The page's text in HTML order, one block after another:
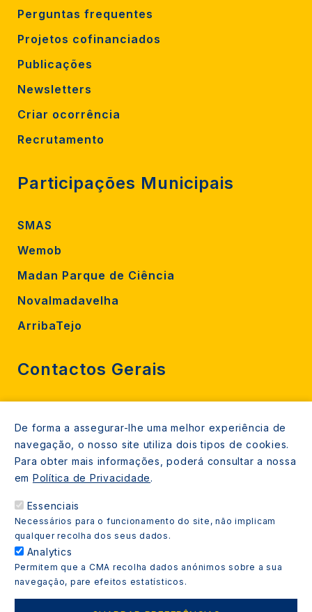
Perguntas frequentes
Projetos cofinanciados
Publicações
Newsletters
Criar ocorrência
Recrutamento
Participações Municipais
SMAS
Wemob
Madan Parque de Ciência
Novalmadavelha
ArribaTejo
Contactos Gerais
800206770 (gratuito rede fixa)
Contacte-nos
Espaços de atendimento
Livro Amarelo
Copyright © 2021 Almada Informa. Todos os direitos
reservados.
De forma a assegurar-lhe uma melhor experiência de
navegação, o nosso site utiliza dois tipos de cookies.
Para obter mais informações, poderá consultar a nossa
em Política de Privacidade.
Essenciais
Necessários para o funcionamento do site, não implicam
qualquer recolha dos seus dados.
Analytics
Permitem que a CMA recolha dados anónimos sobre a sua
navegação, pare efeitos estatísticos.